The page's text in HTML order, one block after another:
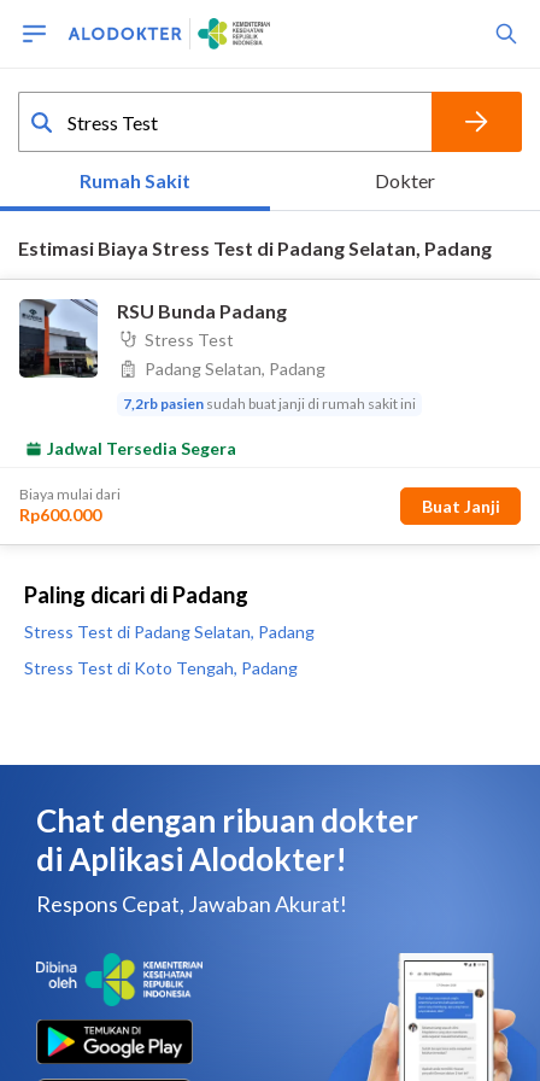
Paling dicari di Padang
Stress Test di Padang Selatan, Padang
Stress Test di Koto Tengah, Padang